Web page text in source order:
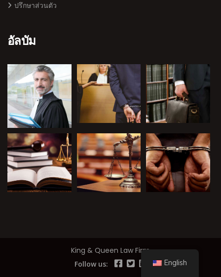
ปรึกษาส่วนตัว
อัลบัม
King & Queen Law Firm
Follow us: English